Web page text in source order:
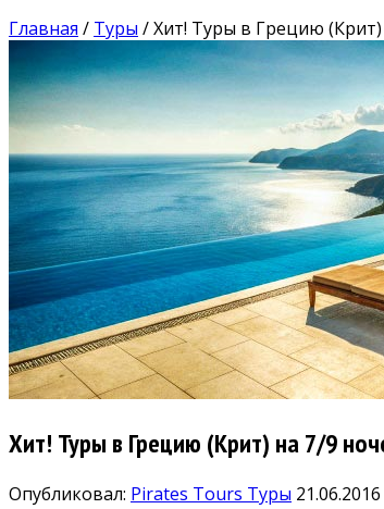
Главная / Туры /Хит! Туры в Грецию (Крит)
Хит! Туры в Грецию (Крит) на 7/9
Опубликовал: Pirates Tours Туры 21.06.2016